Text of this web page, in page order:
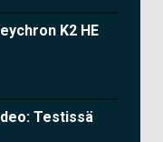
K2 HE
Testissä